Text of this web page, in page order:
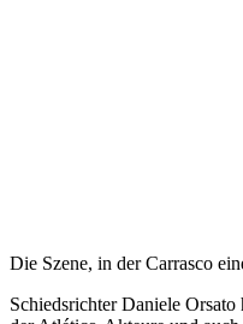
Die Szene, in der Carrasco
Schiedsrichter Daniele